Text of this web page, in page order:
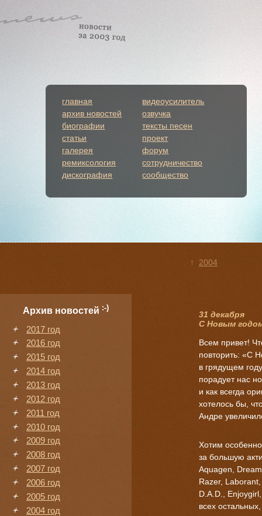
главная
архив новостей
биографии
статьи
галерея
ремиксология
дискография
видеоусилитель
озвучка
тексты песен
проект
форум
сотрудничество
сообщество
Архив новостей :-)
2017 год
2016 год
2015 год
2014 год
2013 год
2012 год
2011 год
2010 год
2009 год
2008 год
2007 год
2006 год
2005 год
2004 год
↑ 2004
31 декабря
С Новым
Всем привет!
повторить: «С
в грядущем
порадует нас
и как всегда
хотелось бы,
Андре
Хотим
за большую
Aquagen,
Razer,
D.A.D.,
всех